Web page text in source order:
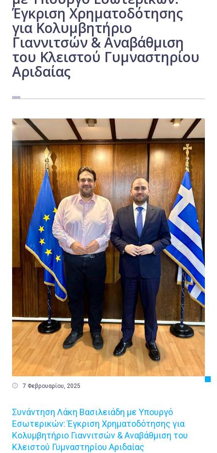
Έγκριση Χρηματοδότησης
για Κολυμβητήριο
Γιαννιτσών & Αναβάθμιση
του Κλειστού Γυμναστηρίου
Αριδαίας
 7 Φεβρουαρίου, 2025
Συνάντηση Λάκη Βασιλειάδη με Υπουργό
Εσωτερικών: Έγκριση Χρηματοδότησης για
Κολυμβητήριο Γιαννιτσών & Αναβάθμιση του
Κλειστού Γυμναστηρίου Αριδαίας
Εργασία
Ελλάδα
Κόσμος
Τοπικά
Αθλητικά
Αστυνομικό Δελτίο